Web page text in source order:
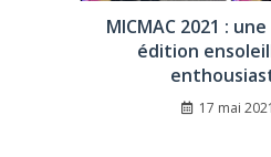
MICMAC 2021 :
édition
17 mai 2021